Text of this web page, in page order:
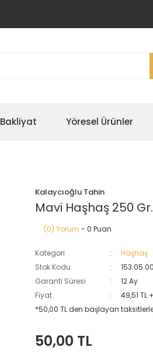
Bakliyat Yöresel Ürünler
Kalaycıoğlu Tahin
Mavi Haşhaş 250 Gr.
(0) Yorum - 0 Puan
Kategori
Haşhaş
Stok Kodu
Garanti Süresi
12 Ay
Fiyat
49,51 TL
*50,00 TL den başlayan
50,00 TL